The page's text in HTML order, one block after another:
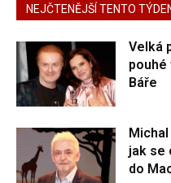
NEJČTENĚJŠÍ TENTO
Velká
Báře
jak se
do